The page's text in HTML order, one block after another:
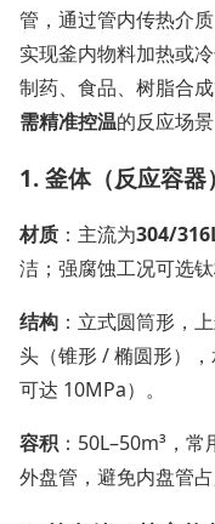
管，通过管内传热介
实现釜内物料加热或
制药、食品、树脂合
需精准控温的反应场景
1. 釜体（反应容器）
材质 ：主流为304/
洁；强腐蚀工况可选钛
结构 ：立式圆筒形，
头（锥形 / 椭圆形）
可达 10MPa）。
容积 ：50L–50m³，
外盘管，避免内盘管占